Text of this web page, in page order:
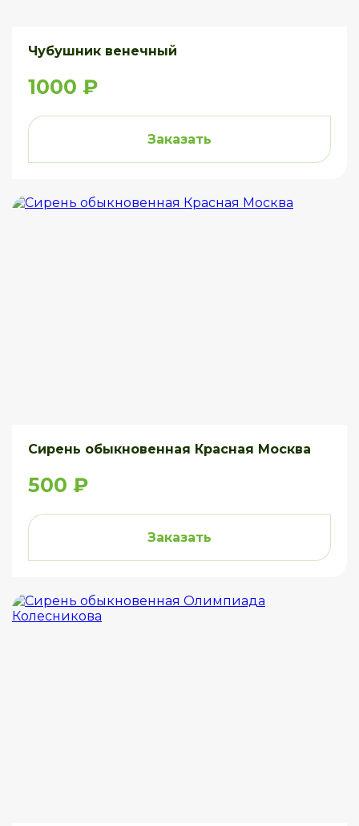
Чубушник венечный
1000 ₽
Заказать
Сирень обыкновенная Красная Москва
500 ₽
Заказать